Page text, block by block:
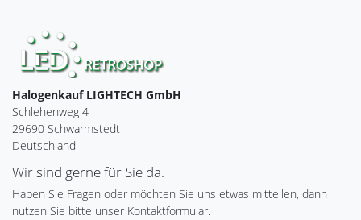
Halogenkauf LIGHTECH GmbH
Schlehenweg 4
29690 Schwarmstedt
Deutschland
Wir sind gerne für Sie da.
Haben Sie Fragen oder möchten Sie uns etwas mitteilen, dann
nutzen Sie bitte unser Kontaktformular.